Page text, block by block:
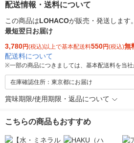
配送情報・送料について
この商品はLOHACOが販売・発送します。
最短翌日お届け
3,780円(税込)以上で基本配送料550円(税込)無
配送料について
※一部の商品につきましては、基本配送料を当社
在庫確認住所：東京都にお届け
賞味期限/使用期限・返品について
こちらの商品もおすすめ